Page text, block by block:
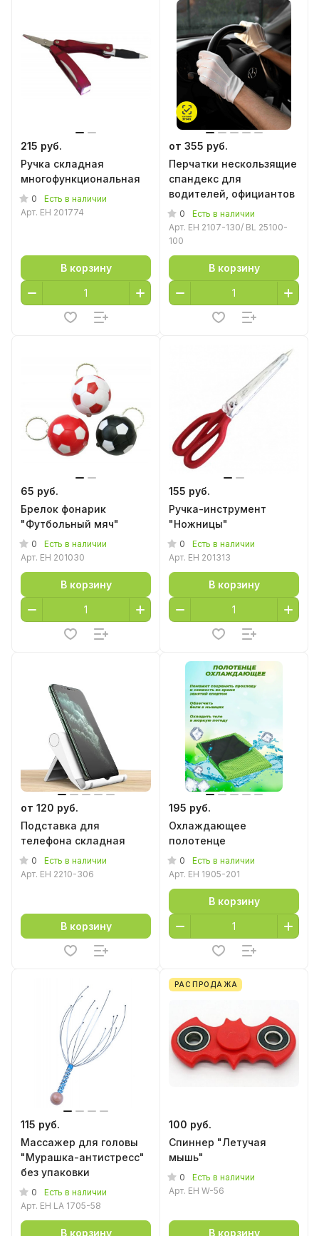
215 руб.
Ручка складная
многофункциональная
0
Есть в наличии
Арт. EH 201774
В корзину
от 355 руб.
Перчатки нескользящие
спандекс для
водителей, официантов
0
Есть в наличии
Арт. EH 2107-130/ BL 25100-
100
В корзину
65 руб.
Брелок фонарик
"Футбольный мяч"
0
Есть в наличии
Арт. EH 201030
В корзину
155 руб.
Ручка-инструмент
"Ножницы"
0
Есть в наличии
Арт. EH 201313
В корзину
от 120 руб.
Подставка для
телефона складная
0
Есть в наличии
Арт. EH 2210-306
В корзину
195 руб.
Охлаждающее
полотенце
0
Есть в наличии
Арт. EH 1905-201
В корзину
115 руб.
Массажер для головы
"Мурашка-антистресс"
без упаковки
0
Есть в наличии
Арт. EH LA 1705-58
В корзину
РАСПРОДАЖА
100 руб.
Спиннер "Летучая
мышь"
0
Есть в наличии
Арт. EH W-56
В корзину